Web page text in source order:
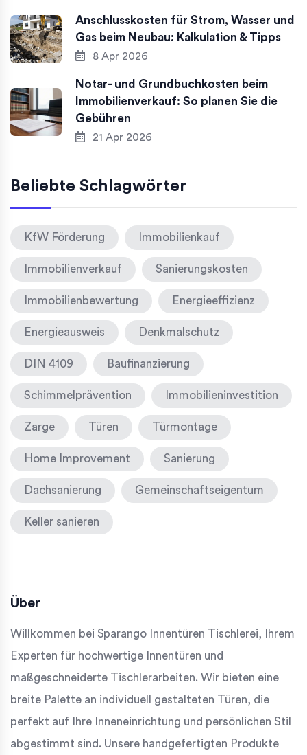
Anschlusskosten für Strom, Wasser und
Gas beim Neubau: Kalkulation & Tipps
8 Apr 2026
Notar- und Grundbuchkosten beim
Immobilienverkauf: So planen Sie die
Gebühren
21 Apr 2026
Beliebte Schlagwörter
KfW Förderung Immobilienkauf
Immobilienverkauf Sanierungskosten
Immobilienbewertung Energieeffizienz
Energieausweis Denkmalschutz
DIN 4109 Baufinanzierung
Schimmelprävention Immobilieninvestition
Zarge Türen Türmontage
Home Improvement Sanierung
Dachsanierung Gemeinschaftseigentum
Keller sanieren
Über
Willkommen bei Sparango Innentüren Tischlerei, Ihrem
Experten für hochwertige Innentüren und
maßgeschneiderte Tischlerarbeiten. Wir bieten eine
breite Palette an individuell gestalteten Türen, die
perfekt auf Ihre Inneneinrichtung und persönlichen Stil
abgestimmt sind. Unsere handgefertigten Produkte